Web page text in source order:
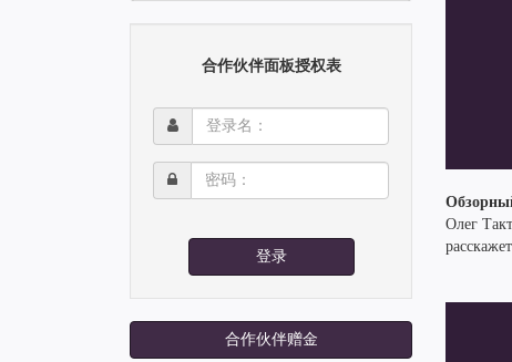
合作伙伴面板授权表
录
名：
码：
登录
合作伙伴赠金
Олег